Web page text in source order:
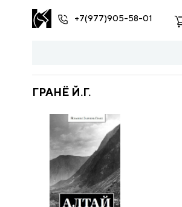
+7(977)905-58-01
ГРАНЁ Й.Г.